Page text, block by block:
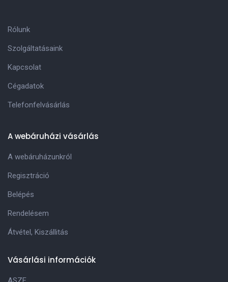
Rólunk
Szolgáltatásaink
Kapcsolat
Cégadatok
Telefonfelvásárlás
A webáruházi vásárlás
A webáruházunkról
Regisztráció
Belépés
Rendelésem
Átvétel, Kiszállitás
Vásárlási információk